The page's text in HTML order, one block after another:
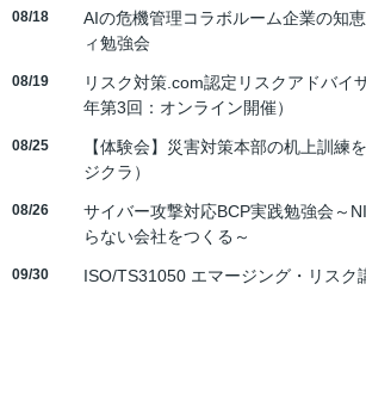
08/18
AIの危機管理コラボルーム企業の知
ィ勉強会
08/19
リスク対策.com認定リスクアドバイ
年第3回：オンライン開催）
08/25
【体験会】災害対策本部の机上訓
ジクラ）
08/26
サイバー攻撃対応BCP実践勉強会～
らない会社をつくる～
09/30 ISO/TS31050 エマージング・リスク